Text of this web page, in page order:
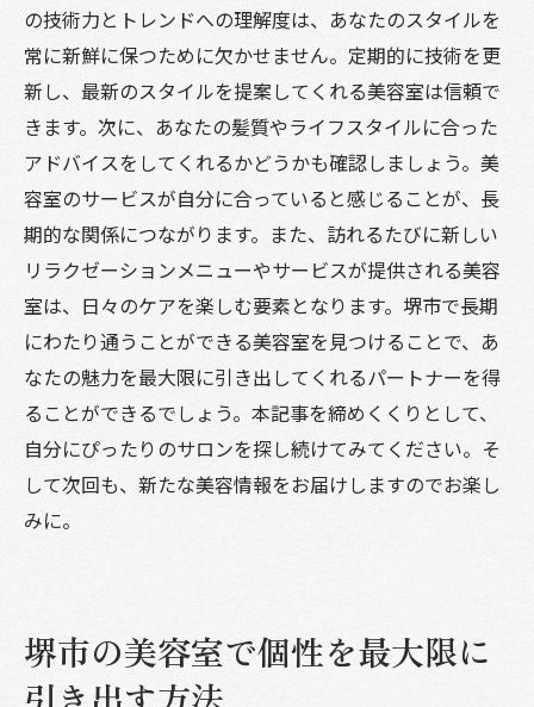
の技術力とトレンドへの理解度は、あなたのスタイルを
常に新鮮に保つために欠かせません。定期的に技術を更
新し、最新のスタイルを提案してくれる美容室は信頼で
きます。次に、あなたの髪質やライフスタイルに合った
アドバイスをしてくれるかどうかも確認しましょう。美
容室のサービスが自分に合っていると感じることが、長
期的な関係につながります。また、訪れるたびに新しい
リラクゼーションメニューやサービスが提供される美容
室は、日々のケアを楽しむ要素となります。堺市で長期
にわたり通うことができる美容室を見つけることで、あ
なたの魅力を最大限に引き出してくれるパートナーを得
ることができるでしょう。本記事を締めくくりとして、
自分にぴったりのサロンを探し続けてみてください。そ
して次回も、新たな美容情報をお届けしますのでお楽し
みに。
堺市の美容室で個性を最大限に
引き出す方法